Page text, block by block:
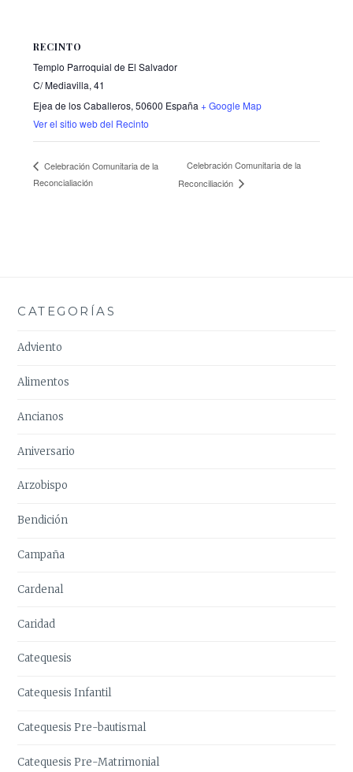
RECINTO
Templo Parroquial de El Salvador
C/ Mediavilla, 41
Ejea de los Caballeros, 50600 España + Google Map
Ver el sitio web del Recinto
Celebración Comunitaria de la
Reconcialiación
Celebración Comunitaria de la
Reconciliación
CATEGORÍAS
Adviento
Alimentos
Ancianos
Aniversario
Arzobispo
Bendición
Campaña
Cardenal
Caridad
Catequesis
Catequesis Infantil
Catequesis Pre-bautismal
Catequesis Pre-Matrimonial